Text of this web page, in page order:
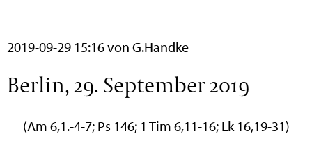
2019-09-29 15:16von G.Handke
Berlin, 29. September 2019
(Am 6,1.-4-7; Ps 146; 1 Tim 6,11-16; Lk 16,19-31)